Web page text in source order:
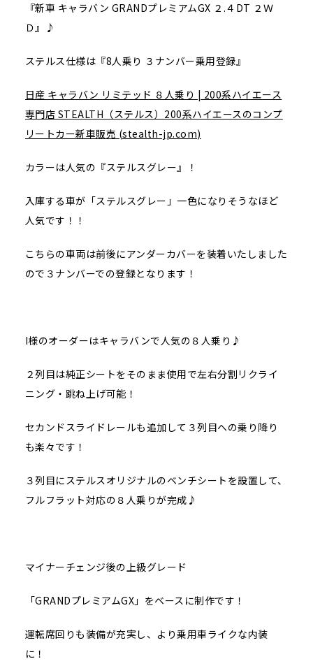
『新車 キャラバン GRANDプレミアムGX ２.４DT ２Ｗ
Ｄ』♪
ステルス仕様は『8人乗り ３ナンバー乗用登録』
日産 キャラバン リミテッド ８人乗り | 200系ハイエース
専門店 STEALTH（ステルス）200系ハイエースのコンプ
リートカー新車販売 (stealth-jp.com)
カラーは人気の『ステルスグレー』！
入庫する車が「ステルスグレー」一色になりそうなほど
人気です！！
こちらの車両は前後にアンダーカバーを装着いたしました
ので３ナンバーでの登録となります！
I様のオーダーはキャラバンで人気の８人乗り♪
２列目は純正シートをそのまま使用で左右分割リクライ
ニング・跳ね上げ可能！
セカンドスライドレールも追加して３列目への乗り降り
も楽々です！
３列目にステルスオリジナルのベンチシートを設置して、
フルフラット対応の８人乗りが完成♪
マイナーチェンジ後の上級グレード
「GRANDプレミアムGX」をベースに制作です！
運転席回りも装備が充実し、より乗用車ライクな内装
に！